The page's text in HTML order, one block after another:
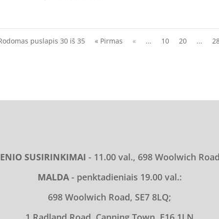
puslapis 30 iš 35 « Pirmas « ... 10 20 ...
SUSIRINKIMAI - 11.00 val., 698 Woolwich
MALDA- penktadieniais 19.00 val.:
698 Woolwich Road, SE7 8LQ;